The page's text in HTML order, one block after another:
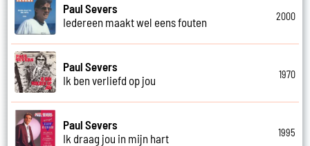
Paul Severs
Iedereen maakt wel eens fouten
2000
Paul Severs
Ik ben verliefd op jou
1970
Paul Severs
Ik draag jou in mijn hart
1995